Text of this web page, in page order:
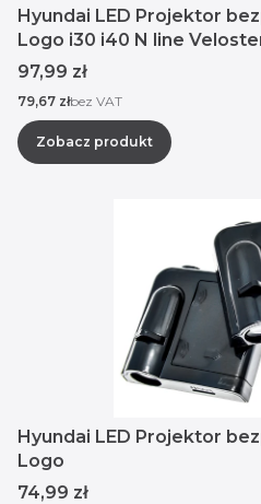
Hyundai LED Projektor
Logo i30 i40 N line
Cena
97,99 zł
Cena
79,67 złbez VAT
Zobacz produkt
Hyundai LED Projektor
Logo
Cena
74,99 zł